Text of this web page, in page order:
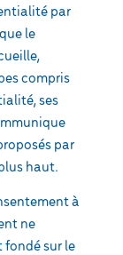
par
le
compris
ses
par
haut.
à
ne
sur le